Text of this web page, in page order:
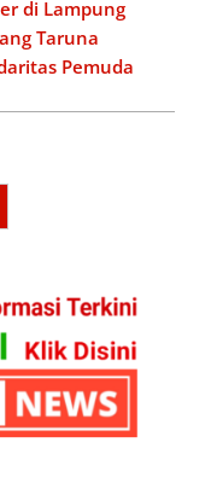
di Lampung
Taruna
Pemuda